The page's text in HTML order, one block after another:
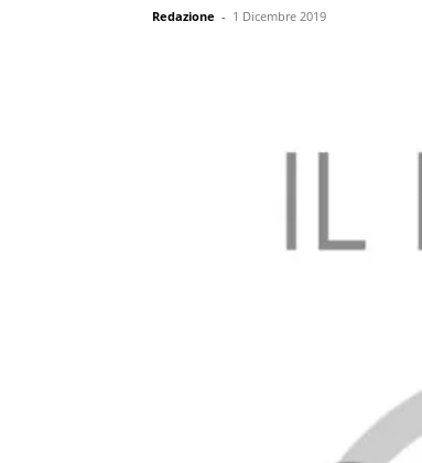
Redazione - 1 Dicembre 2019